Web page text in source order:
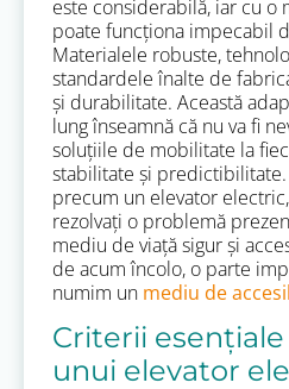
este considerabilă, iar cu o
poate funcționa impecabil
Materialele robuste,
standardele înalte de
și durabilitate. Această
lung înseamnă că nu va fi
soluțiile de mobilitate la
stabilitate și
precum un elevator
rezolvați o problemă
mediu de viață sigur și
de acum încolo, o parte
numim un mediu de
Criterii
unui elevator